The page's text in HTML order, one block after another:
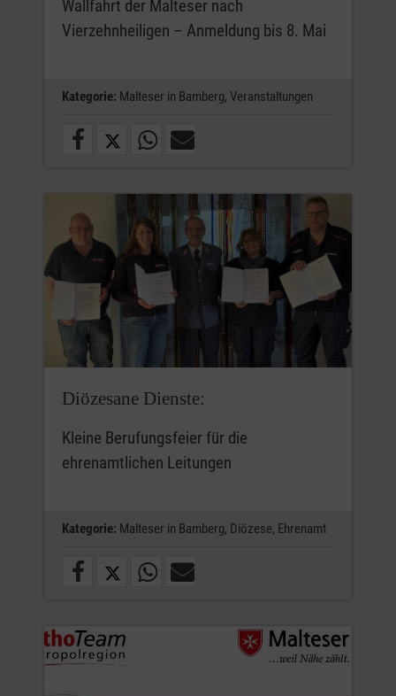
Wallfahrt der Malteser nach
Vierzehnheiligen – Anmeldung bis 8. Mai
Kategorie: Malteser in Bamberg, Veranstaltungen
Diözesane Dienste:
Kleine Berufungsfeier für die
ehrenamtlichen Leitungen
Kategorie: Malteser in Bamberg, Diözese, Ehrenamt